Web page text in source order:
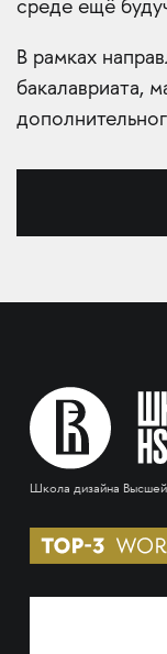
среде ещё
В рамках
бакалавриата,
Школа дизайна